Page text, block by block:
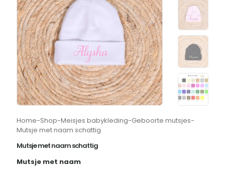
Home-Shop-Meisjes babykleding-Geboorte mutsjes-
Mutsje met naam schattig
Mutsje met naam schattig
Mutsje met naam